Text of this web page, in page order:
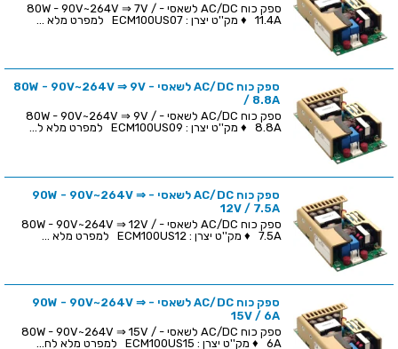
ספק כוח AC/DC לשאסי - 80W - 90V~264V ⇒ 7V /
11.4A ♦ מק''ט יצרן : ECM100US07 למפרט מלא ...
ספק כוח AC/DC לשאסי - 80W - 90V~264V ⇒ 9V
/ 8.8A
ספק כוח AC/DC לשאסי - 80W - 90V~264V ⇒ 9V /
8.8A ♦ מק''ט יצרן : ECM100US09 למפרט מלא ל...
ספק כוח AC/DC לשאסי - 90W - 90V~264V ⇒
12V / 7.5A
ספק כוח AC/DC לשאסי - 80W - 90V~264V ⇒ 12V /
7.5A ♦ מק''ט יצרן : ECM100US12 למפרט מלא ...
ספק כוח AC/DC לשאסי - 90W - 90V~264V ⇒
15V / 6A
ספק כוח AC/DC לשאסי - 80W - 90V~264V ⇒ 15V /
6A ♦ מק''ט יצרן : ECM100US15 למפרט מלא לח...